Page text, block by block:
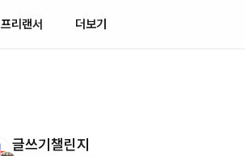
프리랜서 더보기
글쓰기챌린지